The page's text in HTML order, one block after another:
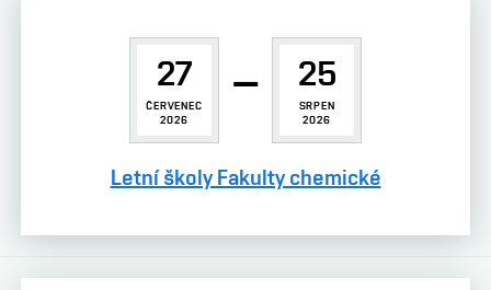
27
ČERVENEC
2026
– 25
SRPEN
2026
Letní školy Fakulty chemické